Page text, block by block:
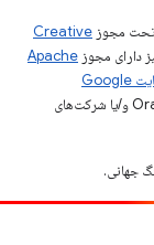
تحت مجوز Creative
دارای مجوز Apache
خطمشی‌های سایت Google
مراجعه کنید. جاوا علامت تجاری ثبت‌شده Oracle و/یا شرکت‌های